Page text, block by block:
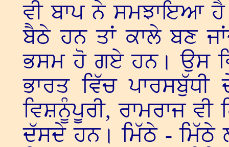
ਵੀ ਬਾਪ ਨੇ ਸਮਝਾਇਆ
ਬੈਠੇ ਹਨ ਤਾਂ ਕਾਲੇ ਬਣ
ਭਸਮ ਹੋ ਗਏ ਹਨ। ਉਸ
ਭਾਰਤ ਵਿੱਚ ਪਾਰਸਬੁੱਧੀ
ਵਿਸ਼ਨੂੰਪੂਰੀ, ਰਾਮਰਾਜ
ਦੱਸਦੇ ਹਨ। ਮਿੱਠੇ - ਮਿੱਠੇ